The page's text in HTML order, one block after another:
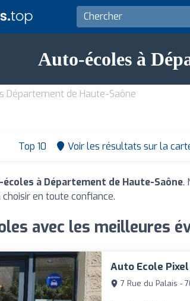
Auto-écoles à
Département de Haute-Saône
Top 10 Voir les résultats sur la
à Département de Haute-Saône.
en toute confiance.
avec les meilleures
Auto Ecole
7 Rue du Palais -